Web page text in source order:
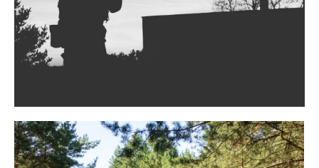
MISSION 24H